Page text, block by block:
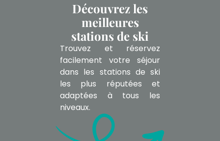
Découvrez les
meilleures
stations de ski
Trouvez et réservez
facilement votre séjour
dans les stations de ski
les plus réputées et
adaptées à tous les
niveaux.